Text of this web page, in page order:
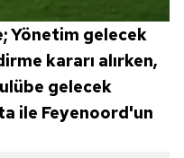
Yönetim gelecek
kararı alırken,
gelecek
ile Feyenoord'un